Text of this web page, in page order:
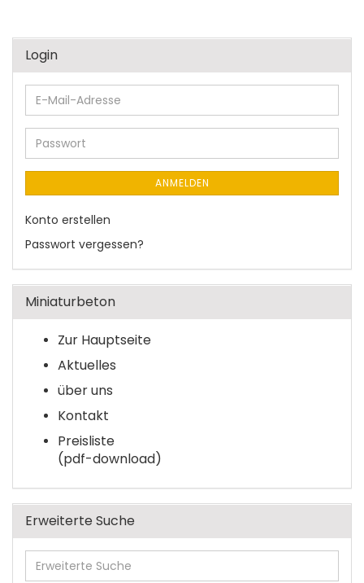
Login
E-
Mail-
Adresse
Passwort
ANMELDEN
Konto erstellen
Passwort vergessen?
Miniaturbeton
Zur Hauptseite
Aktuelles
über uns
Kontakt
Preisliste
(pdf-download)
Erweiterte Suche
Erweiterte
Suche